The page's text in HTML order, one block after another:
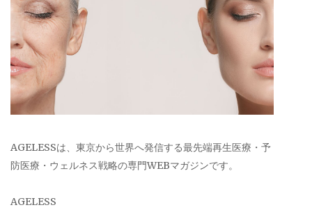
AGELESSは、東京から世界へ発信する最先端再生医療・予
防医療・ウェルネス戦略の専門WEBマガジンです。
AGELESS